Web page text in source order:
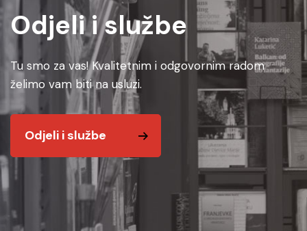
Odjeli i službe
Tu smo za vas! Kvalitetnim i odgovornim radom
želimo vam biti na usluzi.
Odjeli i službe